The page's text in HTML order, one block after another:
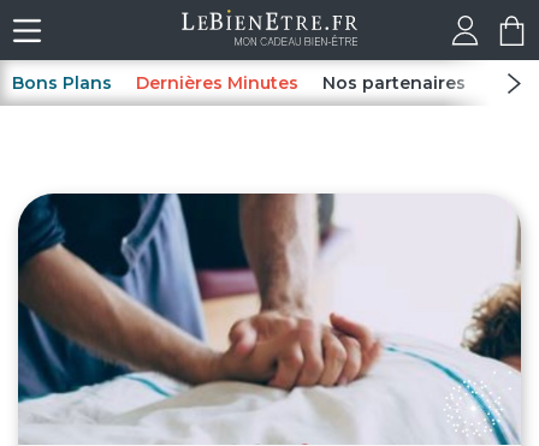
Bons Plans Dernières Minutes Nos partenaires Spas